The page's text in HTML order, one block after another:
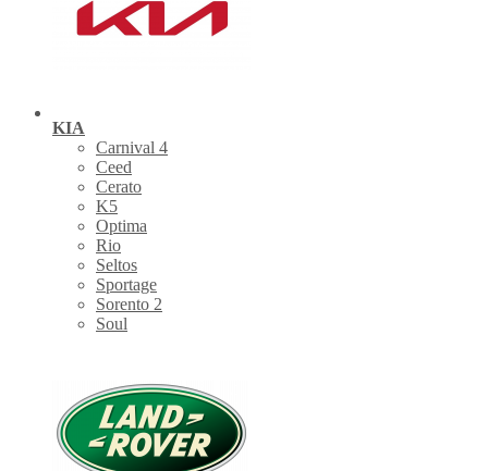
KIA
Carnival 4
Ceed
Cerato
K5
Optima
Rio
Seltos
Sportage
Sorento 2
Soul